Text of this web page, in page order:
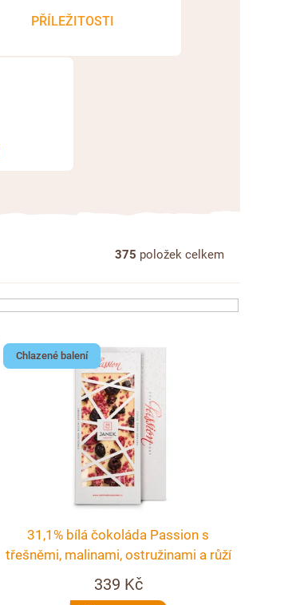
PŘÍLEŽITOSTI
375 položek celkem
Chlazené balení
31,1% bílá čokoláda Passion s
třešněmi, malinami, ostružinami a růží
339 Kč